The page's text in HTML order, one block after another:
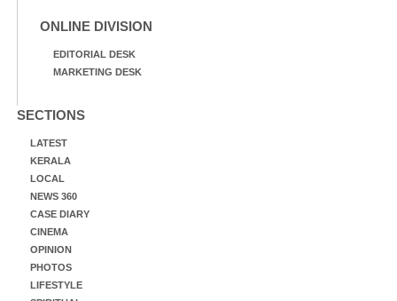
ONLINE DIVISION
EDITORIAL DESK
MARKETING DESK
SECTIONS
LATEST
KERALA
LOCAL
NEWS 360
CASE DIARY
CINEMA
OPINION
PHOTOS
LIFESTYLE